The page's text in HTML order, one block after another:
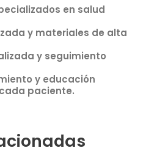
en salud
y materiales de alta
y seguimiento
y educación
paciente.